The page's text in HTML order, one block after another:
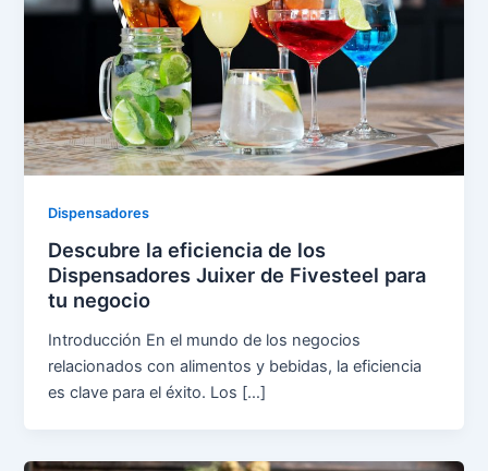
Dispensadores
Descubre la eficiencia de los
Dispensadores Juixer de Fivesteel para
tu negocio
Introducción En el mundo de los negocios
relacionados con alimentos y bebidas, la eficiencia
es clave para el éxito. Los […]